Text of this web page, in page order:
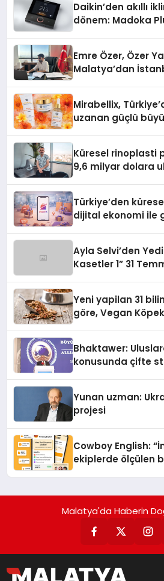
Daikin’den akıllı
dönem: Madoka
Emre Özer, Özer
Malatya’dan
Mirabellix,
uzanan güçlü
Küresel rinoplasti
9,6 milyar dolara
Türkiye’den
dijital ekonomi ile
Ayla Selvi’den Yedi
Kasetler 1” 31
Yeni yapilan 31
göre, Vegan
Bhaktawer:
konusunda çifte
Yunan uzman:
projesi
Cowboy English:
ekiplerde ölçülen
Malatya'da Haberin